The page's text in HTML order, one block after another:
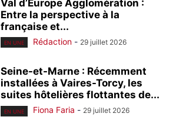
Val d’Europe Agglomération :
Entre la perspective à la
française et...
EN UNE Rédaction - 29 juillet 2026
Seine-et-Marne : Récemment
installées à Vaires-Torcy, les
suites hôtelières flottantes de...
EN UNE Fiona Faria - 29 juillet 2026